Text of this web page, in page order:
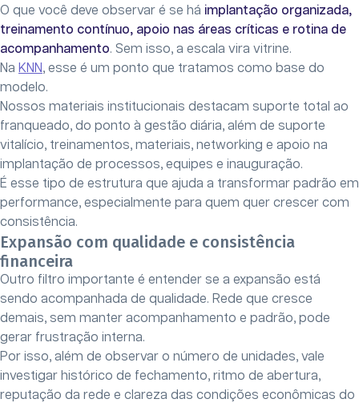
O que você deve observar é se há implantação organizada,
treinamento contínuo, apoio nas áreas críticas e rotina de
acompanhamento. Sem isso, a escala vira vitrine.
Na KNN, esse é um ponto que tratamos como base do
modelo.
Nossos materiais institucionais destacam suporte total ao
franqueado, do ponto à gestão diária, além de suporte
vitalício, treinamentos, materiais, networking e apoio na
implantação de processos, equipes e inauguração.
É esse tipo de estrutura que ajuda a transformar padrão em
performance, especialmente para quem quer crescer com
consistência.
Expansão com qualidade e consistência
financeira
Outro filtro importante é entender se a expansão está
sendo acompanhada de qualidade. Rede que cresce
demais, sem manter acompanhamento e padrão, pode
gerar frustração interna.
Por isso, além de observar o número de unidades, vale
investigar histórico de fechamento, ritmo de abertura,
reputação da rede e clareza das condições econômicas do